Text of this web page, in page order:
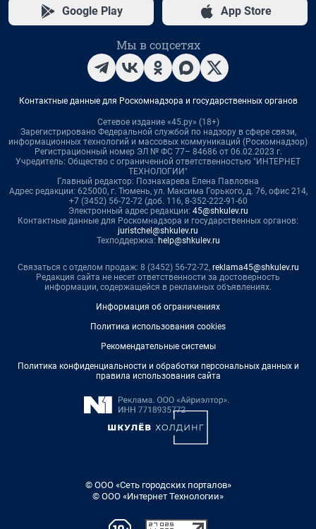
Google Play App Store
Мы в соцсетях
Контактные данные для Роскомнадзора и государственных органов
Сетевое издание «45.ру» (18+)
Зарегистрировано Федеральной службой по надзору в сфере связи,
информационных технологий и массовых коммуникаций (Роскомнадзор)
Регистрационный номер ЭЛ № ФС 77– 84686 от 06.02.2023 г.
Учредитель: Общество с ограниченной ответственностью "ИНТЕРНЕТ
ТЕХНОЛОГИИ"
Главный редактор: Познахарева Елена Павловна
Адрес редакции: 625000, г. Тюмень, ул. Максима Горького, д. 76, офис 214,
+7 (3452) 56-72-72 (доб. 116, 8-352-222-91-60
Электронный адрес редакции: 45@shkulev.ru
Контактные данные для Роскомнадзора и государственных органов:
juristchel@shkulev.ru
Техподдержка: help@shkulev.ru
Связаться с отделом продаж: 8 (3452) 56-72-72, reklama45@shkulev.ru
Редакция сайта не несет ответственности за достоверность
информации, содержащейся в рекламных объявлениях.
Информация об ограничениях
Политика использования cookies
Рекомендательные системы
Политика конфиденциальности и обработки персональных данных и
правила использования сайта
© ООО «Сеть городских порталов»
© ООО «Интернет Технологии»